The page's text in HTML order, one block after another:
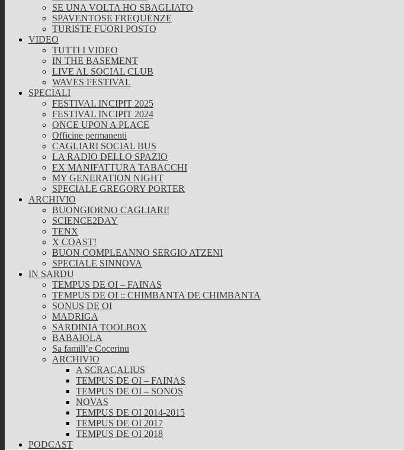
SE UNA VOLTA HO SBAGLIATO
SPAVENTOSE FREQUENZE
TURISTE FUORI POSTO
VIDEO
TUTTI I VIDEO
IN THE BASEMENT
LIVE AL SOCIAL CLUB
WAVES FESTIVAL
SPECIALI
FESTIVAL INCIPIT 2025
FESTIVAL INCIPIT 2024
ONCE UPON A PLACE
Officine permanenti
CAGLIARI SOCIAL BUS
LA RADIO DELLO SPAZIO
EX MANIFATTURA TABACCHI
MY GENERATION NIGHT
SPECIALE GREGORY PORTER
ARCHIVIO
BUONGIORNO CAGLIARI!
SCIENCE2DAY
TENX
X COAST!
BUON COMPLEANNO SERGIO ATZENI
SPECIALE SINNOVA
IN SARDU
TEMPUS DE OI – FAINAS
TEMPUS DE OI :: CHIMBANTA DE CHIMBANTA
SONUS DE OI
MADRIGA
SARDINIA TOOLBOX
BABAIOLA
Sa famill’e Cocerinu
ARCHIVIO
A SCRACALIUS
TEMPUS DE OI – FAINAS
TEMPUS DE OI – SONOS
NOVAS
TEMPUS DE OI 2014-2015
TEMPUS DE OI 2017
TEMPUS DE OI 2018
PODCAST